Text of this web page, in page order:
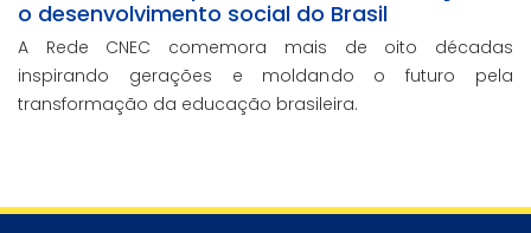
o desenvolvimento social do Brasil
A Rede CNEC comemora mais de oito décadas
inspirando gerações e moldando o futuro pela
transformação da educação brasileira.